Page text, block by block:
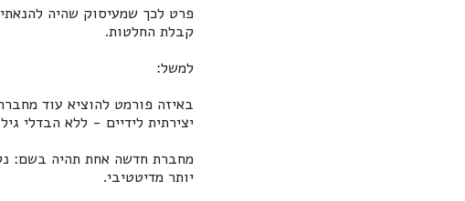
פרט לכך שמעיסוק שהיה
קבלת החלטות.
למשל:
באיזה פורמט להוציא עוד
יצירתית לידיים - ללא הבדלי
מחברת חדשה אחת תהיה בשם:
יותר מדיטטיבי.